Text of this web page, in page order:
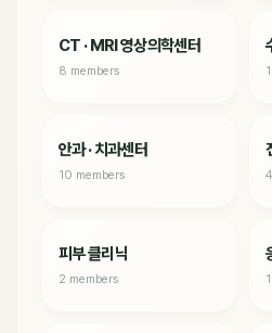
CT · MRI 영상의학센터
8 members
안과 · 치과센터
10 members
피부 클리닉
2 members